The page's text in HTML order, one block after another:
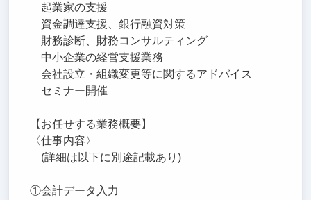
起業家の支援
資金調達支援、銀行融資対策
財務診断、財務コンサルティング
中小企業の経営支援業務
会社設立・組織変更等に関するアドバイス
セミナー開催
【お任せする業務概要】
〈仕事内容〉
(詳細は以下に別途記載あり)
①会計データ入力